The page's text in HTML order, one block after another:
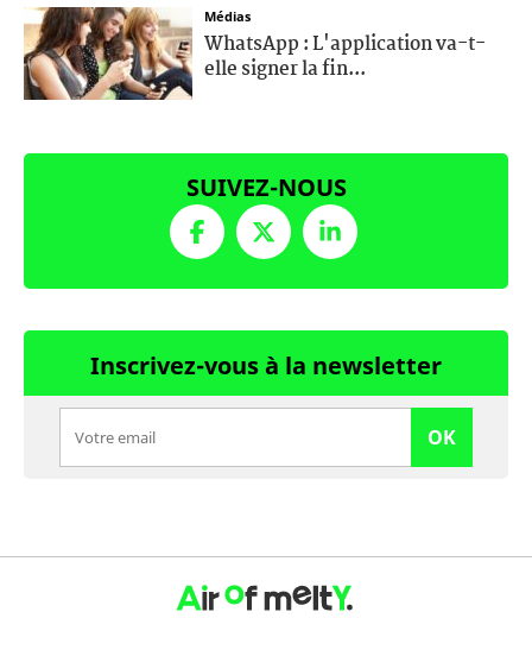
Médias
WhatsApp : L'application va-t-
elle signer la fin...
SUIVEZ-NOUS
Inscrivez-vous à la newsletter
OK